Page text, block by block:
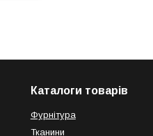
Каталоги товарів
Фурнітура
Тканини